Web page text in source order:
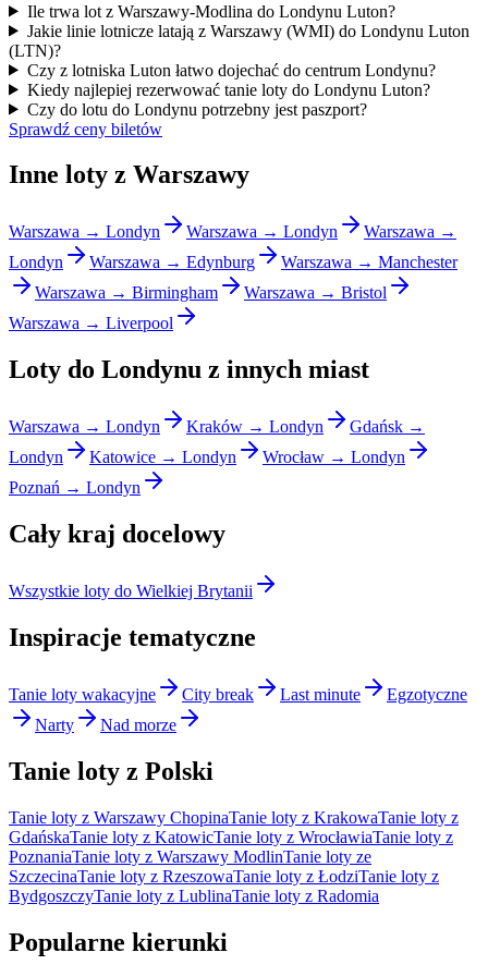
Ile trwa lot z Warszawy-Modlina do Londynu Luton?
Jakie linie lotnicze latają z Warszawy (WMI) do Londynu Luton
(LTN)?
Czy z lotniska Luton łatwo dojechać do centrum Londynu?
Kiedy najlepiej rezerwować tanie loty do Londynu Luton?
Czy do lotu do Londynu potrzebny jest paszport?
Sprawdź ceny biletów
Inne loty z Warszawy
Warszawa → Londyn Warszawa → Londyn
Warszawa →
Londyn
Warszawa → Edynburg
Warszawa → Manchester
Warszawa → Birmingham
Warszawa → Bristol
Warszawa → Liverpool
Loty do Londynu z innych miast
Warszawa → Londyn Kraków → Londyn
Gdańsk →
Londyn
Katowice → Londyn
Wrocław → Londyn
Poznań → Londyn
Cały kraj docelowy
Wszystkie loty do Wielkiej Brytanii
Inspiracje tematyczne
Tanie loty wakacyjne City break Last minute
Egzotyczne
Narty
Nad morze
Tanie loty z Polski
Tanie loty z Warszawy ChopinaTanie loty z KrakowaTanie loty z
GdańskaTanie loty z KatowicTanie loty z WrocławiaTanie loty z
PoznaniaTanie loty z Warszawy ModlinTanie loty ze
SzczecinaTanie loty z RzeszowaTanie loty z ŁodziTanie loty z
BydgoszczyTanie loty z LublinaTanie loty z Radomia
Popularne kierunki